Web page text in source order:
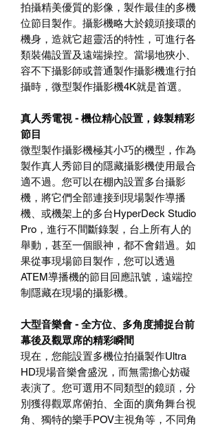
拍攝精美優質的影像，製作最佳的多機
位節目製作。攝影機略大於鏡頭接環的
機身，造就它超靈活的特性，可進行各
類裝備設置及遠端操控。當場地狹小、
容不下攝影師或普通製作攝影機進行拍
攝時，微型製作攝影機4K就是首選。
真人秀電視 - 機位精心設置，錄製精彩
節目
微型製作攝影機極其小巧的機型，作為
製作真人秀節目的隱藏攝影機使用最合
適不過。您可以在棚內設置多台攝影
機，將它們全部連接到現場製作導播
機、或機架上的多台HyperDeck Studio
Pro，進行不間斷錄製，台上所有人的
舉動，甚至一個眼神，都不會錯過。如
果從事現場節目製作，您可以透過
ATEM導播機的節目回應訊號，遠端控
制隱藏在現場的攝影機。
大型音樂會 - 全方位、多角度捕捉台前
幕後及觀眾席的精彩瞬間
現在，您能設置多機位拍攝製作Ultra
HD現場音樂會盛況，而無需擔心妨礙
表演了。您可選用不同類型的鏡頭，分
別獲得觀眾席俯拍、全面的廣角舞台視
角、獨特的樂手POV主視角等，不同角